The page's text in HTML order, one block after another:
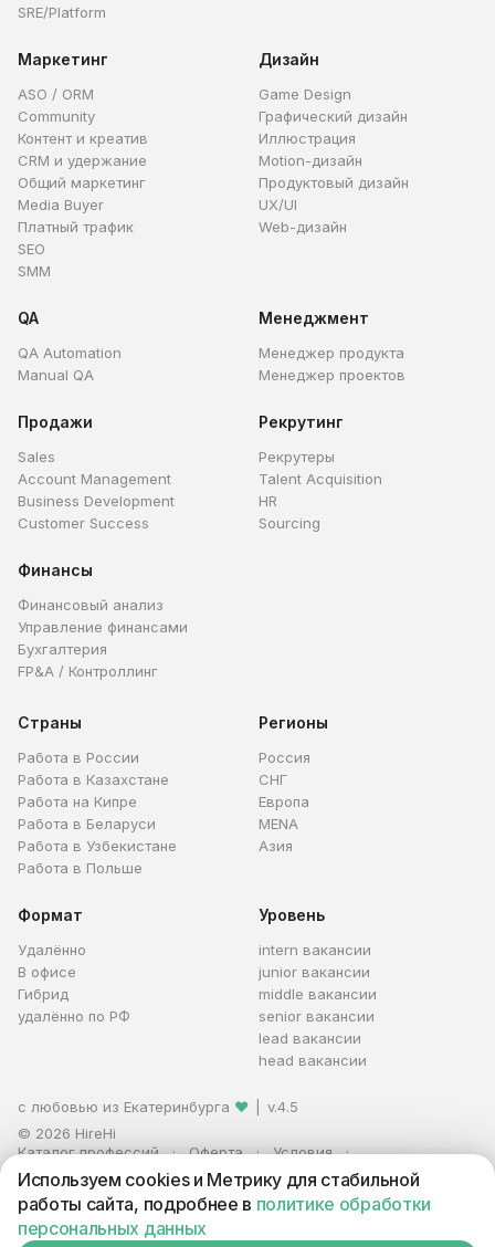
SRE/Platform
Маркетинг
ASO / ORM
Community
Контент и креатив
CRM и удержание
Общий маркетинг
Media Buyer
Платный трафик
SEO
SMM
Дизайн
Game Design
Графический дизайн
Иллюстрация
Motion-дизайн
Продуктовый дизайн
UX/UI
Web-дизайн
QA
QA Automation
Manual QA
Менеджмент
Менеджер продукта
Менеджер проектов
Продажи
Sales
Account Management
Business Development
Customer Success
Рекрутинг
Рекрутеры
Talent Acquisition
HR
Sourcing
Финансы
Финансовый анализ
Управление финансами
Бухгалтерия
FP&A / Контроллинг
Страны
Работа в России
Работа в Казахстане
Работа на Кипре
Работа в Беларуси
Работа в Узбекистане
Работа в Польше
Регионы
Россия
СНГ
Европа
MENA
Азия
Формат
Удалённо
В офисе
Гибрид
удалённо по РФ
Уровень
intern вакансии
junior вакансии
middle вакансии
senior вакансии
lead вакансии
head вакансии
с любовью из Екатеринбурга ❤
v.4.5
© 2026 HireHi
Каталог профессий
Оферта
Условия
Персональные данные
Реклама
ИП Захаров Антон Алексеевич · ИНН 663005711880 · ОГРНИП
321665800059102
Используем cookies и Метрику для стабильной
работы сайта, подробнее в политике обработки
персональных данных